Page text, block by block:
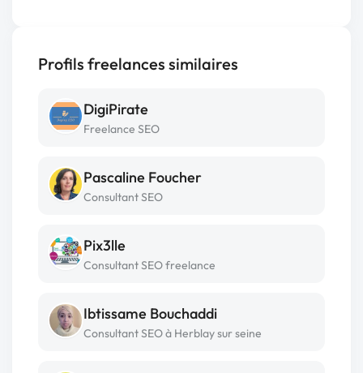
Profils freelances similaires
DigiPirate
Freelance SEO
Pascaline Foucher
Consultant SEO
Pix3lle
Consultant SEO freelance
Ibtissame Bouchaddi
Consultant SEO à Herblay sur seine